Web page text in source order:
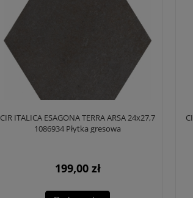
CIR ITALICA ESAGONA TERRA ARSA 24x27,7
1086934 Płytka gresowa
199,00 zł